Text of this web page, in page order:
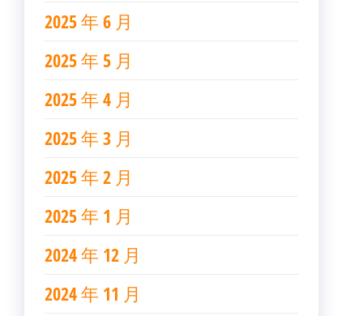
2025 年 6 月
2025 年 5 月
2025 年 4 月
2025 年 3 月
2025 年 2 月
2025 年 1 月
2024 年 12 月
2024 年 11 月